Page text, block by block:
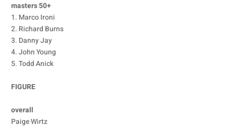
masters 50+
1. Marco Ironi
2. Richard Burns
3. Danny Jay
4. John Young
5. Todd Anick
FIGURE
overall
Paige Wirtz